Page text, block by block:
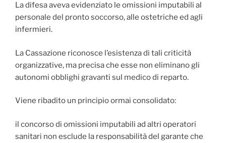
La difesa aveva evidenziato le omissioni imputabili al
personale del pronto soccorso, alle ostetriche ed agli
infermieri.
La Cassazione riconosce l’esistenza di tali criticità
organizzative, ma precisa che esse non eliminano gli
autonomi obblighi gravanti sul medico di reparto.
Viene ribadito un principio ormai consolidato:
il concorso di omissioni imputabili ad altri operatori
sanitari non esclude la responsabilità del garante che